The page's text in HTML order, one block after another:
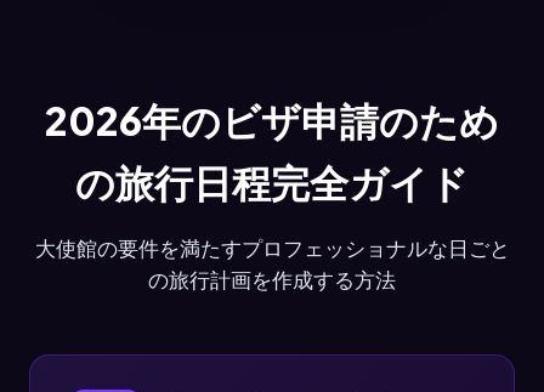
2026年のビザ申請のため
の旅行日程完全ガイド
大使館の要件を満たすプロフェッショナルな日ごと
の旅行計画を作成する方法